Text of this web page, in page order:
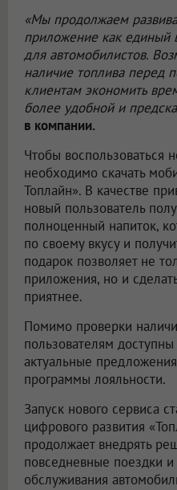
«Мы продолжаем
приложение как единый
для автомобилистов.
наличие топлива перед
клиентам экономить
более удобной и
в компании.
Чтобы воспользоваться
необходимо скачать
Топлайн». В качестве
новый пользователь
полноценный напиток,
по своему вкусу и
подарок позволяет не
приложения, но и
приятнее.
Помимо проверки
пользователям
актуальные
программы лояльности.
Запуск нового сервиса
цифрового развития
продолжает внедрять
повседневные поездки
обслуживания